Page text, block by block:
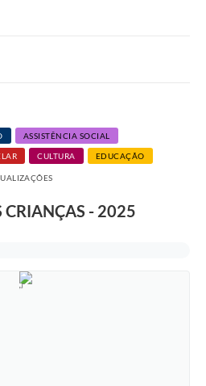
ASSISTÊNCIA SOCIAL
CULTURA EDUCAÇÃO
CRIANÇAS - 2025